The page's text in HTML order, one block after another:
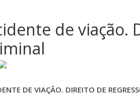
de viação.
DE VIAÇÃO. DIREITO DE